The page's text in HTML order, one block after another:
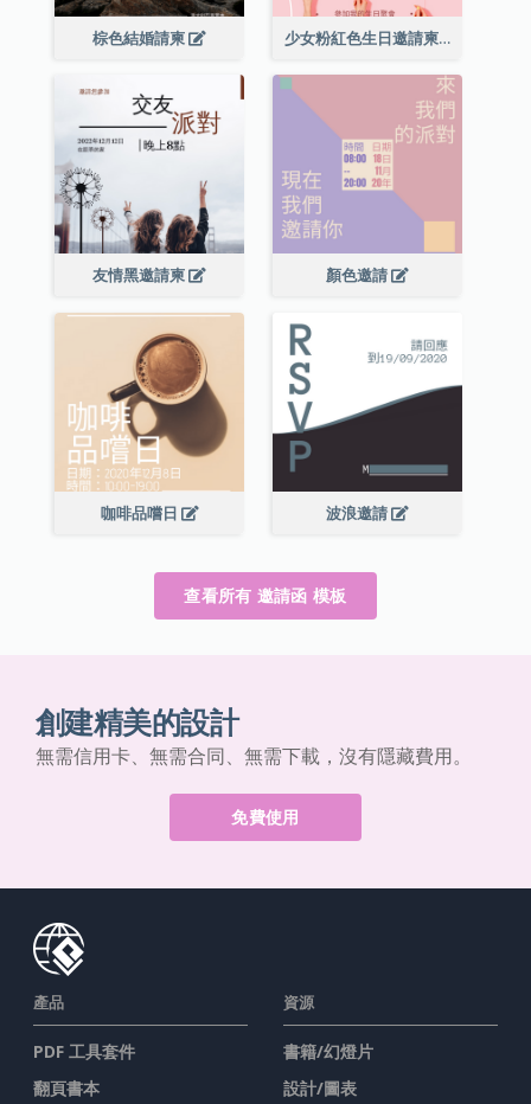
棕色結婚請柬 少女粉紅色生日邀請柬
友情黑邀請柬 顏色邀請
咖啡品嚐日 波浪邀請
查看所有 邀請函 模板
創建精美的設計
無需信用卡、無需合同、無需下載，沒有隱藏費用。
免費使用
產品
PDF 工具套件
翻頁書本
資源
書籍/幻燈片
設計/圖表